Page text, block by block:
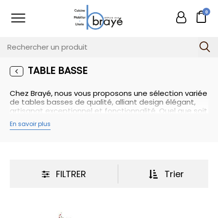
0
TABLE BASSE
Chez Brayé, nous vous proposons une sélection variée
de tables basses de qualité, alliant design élégant,
artisanat exceptionnel et fonctionnalité. Quel que soit
votre style de décoration ou vos besoins spécifiques,
nous avons une table basse parfaite pour compléter
La table basse est bien plus qu'un simple meuble
d'appoint. Elle est l'un des éléments clés qui apporte à
votre espace de détente une touche de style, de
dans la création d'une ambiance accueillante et
En savoir plus
FILTRER Trier